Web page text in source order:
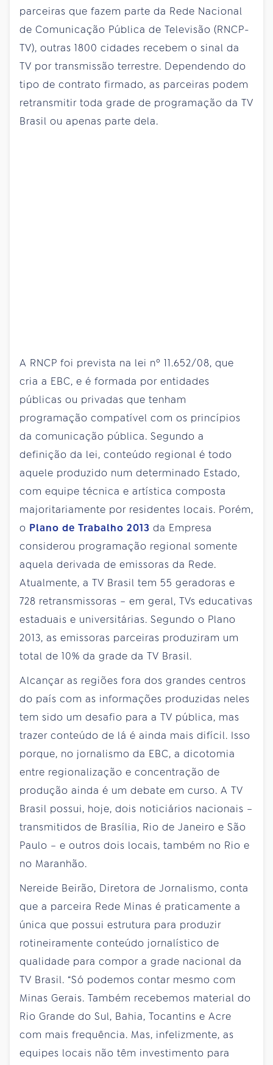
parceiras que fazem parte da Rede Nacional
de Comunicação Pública de Televisão (RNCP-
TV), outras 1800 cidades recebem o sinal da
TV por transmissão terrestre. Dependendo do
tipo de contrato firmado, as parceiras podem
retransmitir toda grade de programação da TV
Brasil ou apenas parte dela.
A RNCP foi prevista na lei nº 11.652/08, que
cria a EBC, e é formada por entidades
públicas ou privadas que tenham
programação compatível com os princípios
da comunicação pública. Segundo a
definição da lei, conteúdo regional é todo
aquele produzido num determinado Estado,
com equipe técnica e artística composta
majoritariamente por residentes locais. Porém,
o Plano de Trabalho 2013 da Empresa
considerou programação regional somente
aquela derivada de emissoras da Rede.
Atualmente, a TV Brasil tem 55 geradoras e
728 retransmissoras – em geral, TVs educativas
estaduais e universitárias. Segundo o Plano
2013, as emissoras parceiras produziram um
total de 10% da grade da TV Brasil.
Alcançar as regiões fora dos grandes centros
do país com as informações produzidas neles
tem sido um desafio para a TV pública, mas
trazer conteúdo de lá é ainda mais difícil. Isso
porque, no jornalismo da EBC, a dicotomia
entre regionalização e concentração de
produção ainda é um debate em curso. A TV
Brasil possui, hoje, dois noticiários nacionais –
transmitidos de Brasília, Rio de Janeiro e São
Paulo – e outros dois locais, também no Rio e
no Maranhão.
Nereide Beirão, Diretora de Jornalismo, conta
que a parceira Rede Minas é praticamente a
única que possui estrutura para produzir
rotineiramente conteúdo jornalístico de
qualidade para compor a grade nacional da
TV Brasil. “Só podemos contar mesmo com
Minas Gerais. Também recebemos material do
Rio Grande do Sul, Bahia, Tocantins e Acre
com mais frequência. Mas, infelizmente, as
equipes locais não têm investimento para